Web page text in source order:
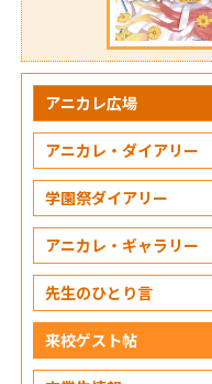
アニカレ広場
アニカレ・ダイアリー
学園祭ダイアリー
アニカレ・ギャラリー
先生のひとり言
来校ゲスト帖